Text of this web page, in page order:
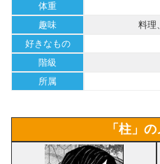
体重
趣味
料理
好きなもの
階級
所属
「柱」